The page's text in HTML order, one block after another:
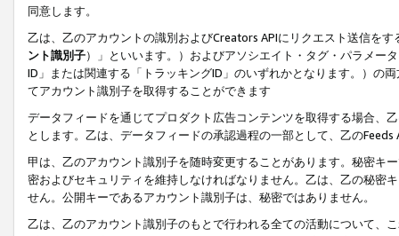
同意します。
乙は、乙のアカウントの識別およびCreators APIにリクエスト送信を
ント識別子）」といいます。）およびアソシエイト・タグ・パラメー
ID」または関連する「トラッキングID」のいずれかとなります。）の
てアカウント識別子を取得することができます
データフィードを通じてプロダクト広告コンテンツを取得する場合、
とします。乙は、データフィードの承認過程の一部として、乙の
甲は、乙のアカウント識別子を随時変更することがあります。秘密キ
密およびセキュリティを維持しなければなりません。乙は、乙の秘密
せん。公開キーであるアカウント識別子は、秘密ではありません。
乙は、乙のアカウント識別子のもとで行われる全ての活動について、